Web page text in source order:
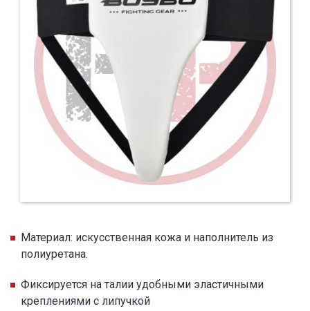
Материал: искусственная кожа и наполнитель из
полиуретана.
Фиксируется на талии удобными эластичными
креплениями с липучкой